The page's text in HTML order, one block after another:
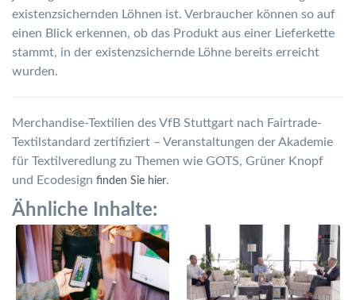
existenzsichernden Löhnen ist. Verbraucher können so auf
einen Blick erkennen, ob das Produkt aus einer Lieferkette
stammt, in der existenzsichernde Löhne bereits erreicht
wurden.
Merchandise-Textilien des VfB Stuttgart nach Fairtrade-
Textilstandard zertifiziert – Veranstaltungen der Akademie
für Textilveredlung zu Themen wie GOTS, Grüner Knopf
und Ecodesign finden Sie hier.
Ähnliche Inhalte: